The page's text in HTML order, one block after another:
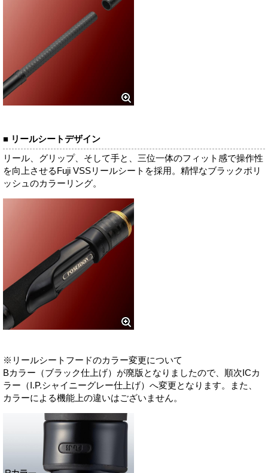
■ リールシートデザイン
リール、グリップ、そして手と、三位一体のフィット感で操作性
を向上させるFuji VSSリールシートを採用。精悍なブラックポリ
ッシュのカラーリング。
※リールシートフードのカラー変更について
Bカラー（ブラック仕上げ）が廃版となりましたので、順次ICカ
ラー（I.P.シャイニーグレー仕上げ）へ変更となります。また、
カラーによる機能上の違いはございません。